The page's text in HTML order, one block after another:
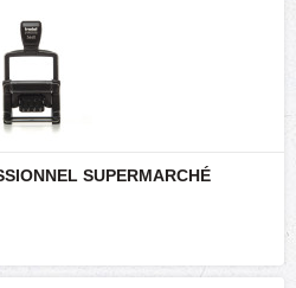
SUPERMARCHÉ